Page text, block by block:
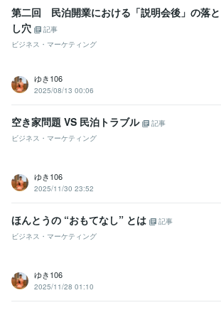
第二回 民泊開業における「説明会後」の落と
し穴
記事
ビジネス・マーケティング
ゆき106
2025/08/13 00:06
空き家問題 VS 民泊トラブル
記事
ビジネス・マーケティング
ゆき106
2025/11/30 23:52
ほんとうの “おもてなし” とは
記事
ビジネス・マーケティング
ゆき106
2025/11/28 01:10